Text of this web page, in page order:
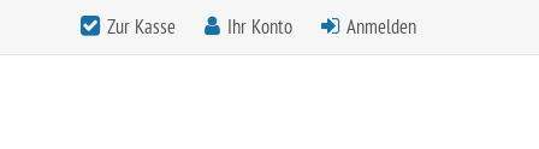
Zur Kasse Ihr Konto Anmelden